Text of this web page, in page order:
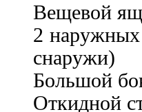
Вещевой
2 наружных
снаружи)
Большой
Откидной